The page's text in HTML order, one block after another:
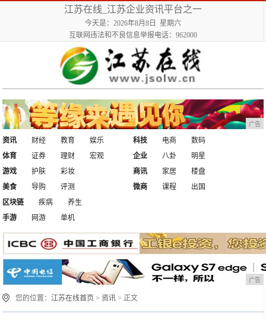
江苏在线_江苏企业资讯平台之一
今天是：2026年8月8日 星期六
互联网违法和不良信息举报电话：962000
广告
资讯 财经 教育
娱乐
体育
证券 理财 宏观
科技 电商
数码
企业
八卦
明星
游戏
护肤
彩妆
美食
导购 评测
商讯 家居
楼盘
微商
课程
出国
区块链
疾病
养生
手游
网游 单机
广告
您的位置：江苏在线首页 >资讯 > 正文